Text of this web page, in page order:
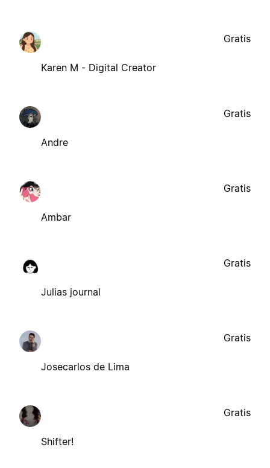
Karen M - Digital Creator
Gratis
Andre
Gratis
Ambar
Gratis
Julias journal
Gratis
Josecarlos de Lima
Gratis
Shifter!
Gratis